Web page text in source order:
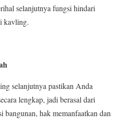
selanjutnya fungsi hindari
kavling.
selanjutnya pastikan Anda
lengkap, jadi berasal dari
hak memanfaatkan dan